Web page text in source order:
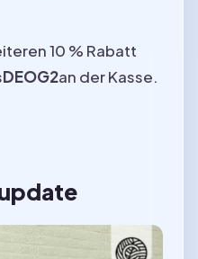
10 % Rabatt
DEOG2an der Kasse.